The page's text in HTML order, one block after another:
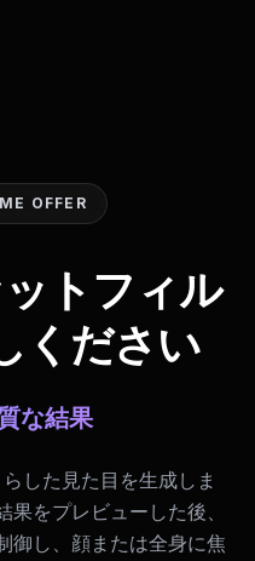
OFFER
トフィル
ください
な結果
した見た目を生成しま
をプレビューした後、
御し、顔または全身に焦